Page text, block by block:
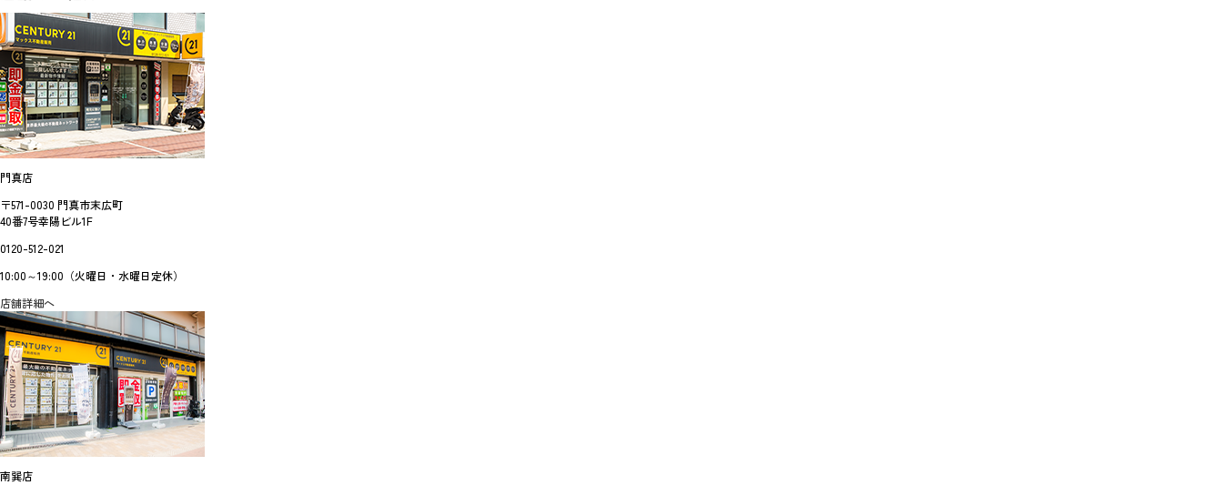
門真店
〒571-0030 門真市末広町
40番7号幸陽ビル1F
0120-512-021
10:00～19:00（火曜日・水曜日定休）
店舗詳細へ
南巽店